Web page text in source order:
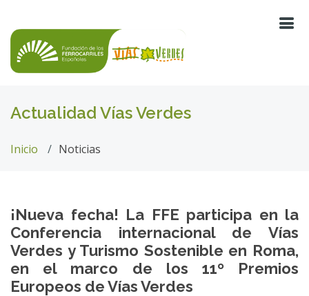
Actualidad Vías Verdes
Inicio Noticias
¡Nueva fecha! La FFE participa en la
Conferencia internacional de Vías
Verdes y Turismo Sostenible en Roma,
en el marco de los 11º Premios
Europeos de Vías Verdes